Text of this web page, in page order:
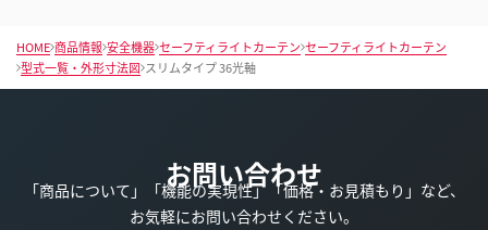
HOME 商品情報 安全機器 セーフティライトカーテン セーフティライトカーテン
型式一覧・外形寸法図 スリムタイプ 36光軸
お問い合わせ
「商品について」「機能の実現性」「価格・お見積もり」など、
お気軽にお問い合わせください。